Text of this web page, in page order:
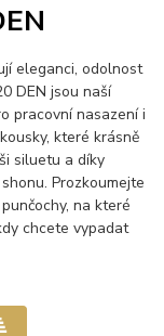
eleganci, odolnost
DEN jsou naší
pracovní nasazení i
které krásně
siluetu a díky
Prozkoumejte
na které
chcete vypadat